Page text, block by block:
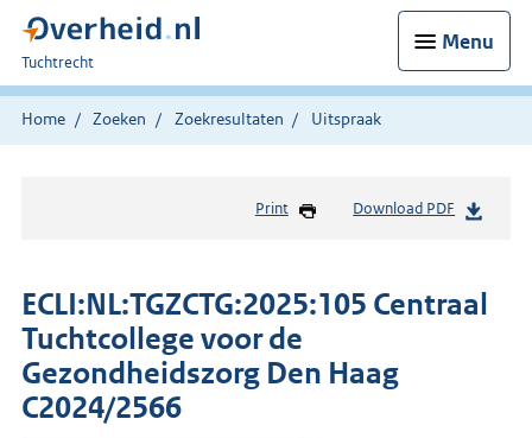
Menu
U
bent
hier:
Tuchtrecht
Home Zoeken Zoekresultaten Uitspraak
Print Download PDF
ECLI:NL:TGZCTG:2025:105 Centraal
Tuchtcollege voor de
Gezondheidszorg Den Haag
C2024/2566